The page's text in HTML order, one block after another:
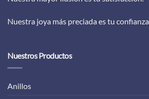
Nuestra joya más preciada es tu confianza.
Nuestros Productos
Anillos